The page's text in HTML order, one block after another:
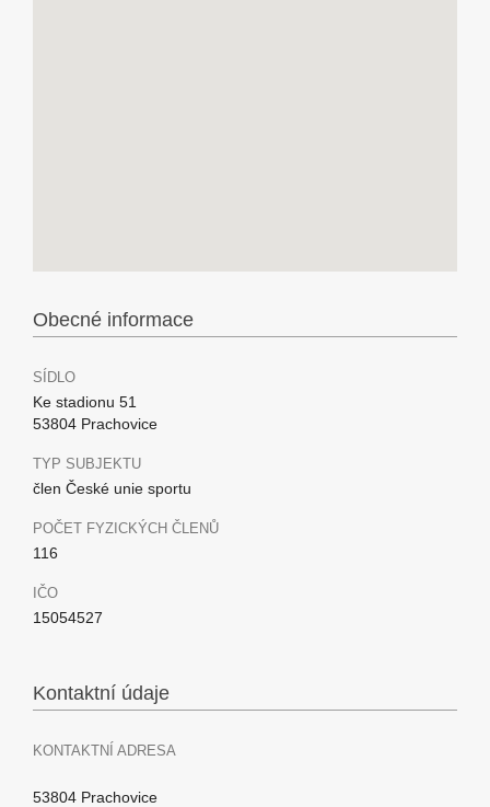
Obecné informace
SÍDLO
Ke stadionu 51
53804 Prachovice
TYP SUBJEKTU
člen České unie sportu
POČET FYZICKÝCH ČLENŮ
116
IČO
15054527
Kontaktní údaje
KONTAKTNÍ ADRESA
53804 Prachovice